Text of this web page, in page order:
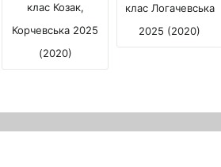
клас Козак,
Корчевська 2025
(2020)
клас Логачевська
2025 (2020)